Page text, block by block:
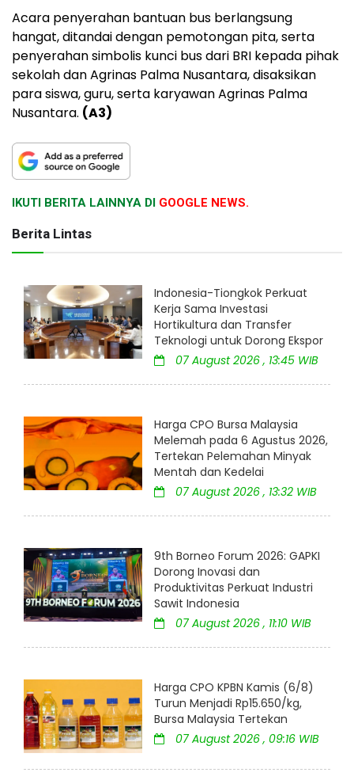
Acara penyerahan bantuan bus berlangsung
hangat, ditandai dengan pemotongan pita, serta
penyerahan simbolis kunci bus dari BRI kepada pihak
sekolah dan Agrinas Palma Nusantara, disaksikan
para siswa, guru, serta karyawan Agrinas Palma
Nusantara. (A3)
IKUTI BERITA LAINNYA DI GOOGLE NEWS.
Berita Lintas
Indonesia-Tiongkok Perkuat
Kerja Sama Investasi
Hortikultura dan Transfer
Teknologi untuk Dorong Ekspor
07 August 2026 , 13:45 WIB
Harga CPO Bursa Malaysia
Melemah pada 6 Agustus 2026,
Tertekan Pelemahan Minyak
Mentah dan Kedelai
07 August 2026 , 13:32 WIB
9th Borneo Forum 2026: GAPKI
Dorong Inovasi dan
Produktivitas Perkuat Industri
Sawit Indonesia
07 August 2026 , 11:10 WIB
Harga CPO KPBN Kamis (6/8)
Turun Menjadi Rp15.650/kg,
Bursa Malaysia Tertekan
07 August 2026 , 09:16 WIB